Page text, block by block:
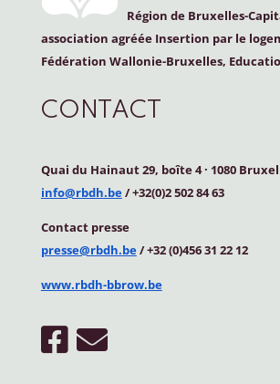
Région de Bruxelles-
association agréée Insertion par le
Fédération Wallonie-Bruxelles,
CONTACT
Quai du Hainaut 29, boîte 4· 1080
info@rbdh.be/ +32(0)2 502 84 63
Contact presse
presse@rbdh.be/ +32 (0)456 31 22 12
www.rbdh-bbrow.be